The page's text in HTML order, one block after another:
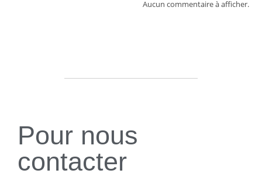
Aucun commentaire à afficher.
Pour nous
contacter